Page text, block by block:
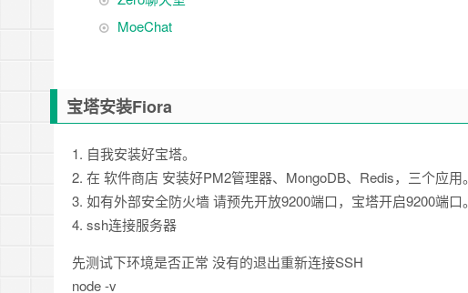
MoeChat
宝塔安装Fiora
1. 自我安装好宝塔。
2. 在 软件商店 安装好PM2管理器、MongoDB、Redis，三个应用。
3. 如有外部安全防火墙 请预先开放9200端口，宝塔开启9200端口。
4. ssh连接服务器
先测试下环境是否正常 没有的退出重新连接SSH
node -v